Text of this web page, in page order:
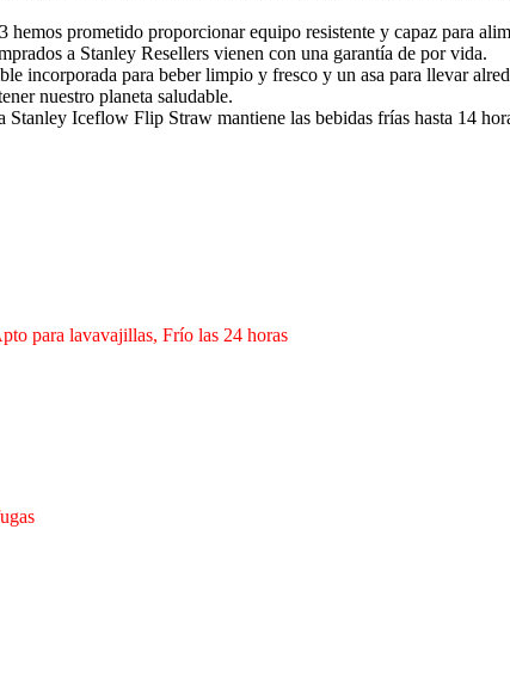
prometido proporcionar equipo resistente y capaz para
a Stanley Resellers vienen con una garantía de por vida.
incorporada para beber limpio y fresco y un asa para llevar
nuestro planeta saludable.
Iceflow Flip Straw mantiene las bebidas frías hasta 14
para lavavajillas, Frío las 24 horas